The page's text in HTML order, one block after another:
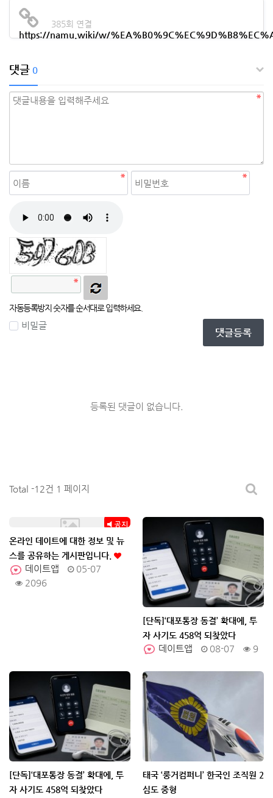
https://namu.wiki/w/
385회 연결
댓글 0
자동등록방지 숫자를 순서대로 입력하세요.
비밀글
댓글등록
등록된 댓글이 없습니다.
Total -12건 1 페이지
공지
온라인 데이트에 대한 정보 및 뉴
스를 공유하는 게시판입니다.
데이트앱
05-07
2096
[단독]‘대포통장 동결’ 확대에, 투
자 사기도 458억 되찾았다
데이트앱 08-07 9
[단독]‘대포통장 동결’ 확대에, 투
자 사기도 458억 되찾았다
태국 ‘룽거컴퍼니’ 한국인 조직원 2
심도 중형